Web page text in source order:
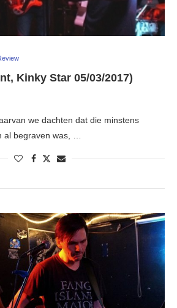
Kinky Star 05/03/2017)
we dachten dat die minstens
al begraven was, …